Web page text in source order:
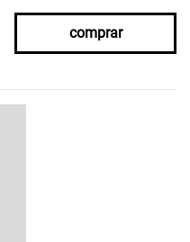
comprar